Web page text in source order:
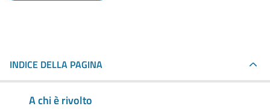
INDICE DELLA PAGINA
A chi è rivolto